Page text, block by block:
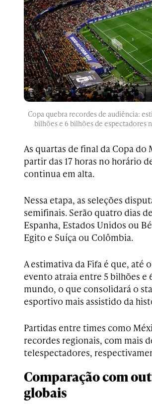
Copa quebra recordes de audiência:
bilhões e 6 bilhões de espectadores
As quartas de final da Copa
partir das 17 horas no horário
continua em alta.
Nessa etapa, as seleções
semifinais. Serão quatro dias
Espanha, Estados Unidos ou
Egito e Suíça ou Colômbia.
A estimativa da Fifa é que, até
evento atraia entre 5 bilhões
mundo, o que consolidará o
esportivo mais assistido da
Partidas entre times como
recordes regionais, com mais
telespectadores,
Comparação com
globais